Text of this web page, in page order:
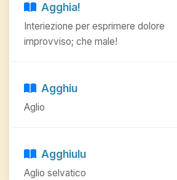
Agghia!
Interiezione per esprimere dolore
improvviso; che male!
Agghiu
Aglio
Agghiulu
Aglio selvatico